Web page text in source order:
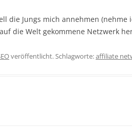
die Jungs mich annehmen (nehme
die Welt gekommene Netzwerk
veröffentlicht. Schlagworte:affiliate